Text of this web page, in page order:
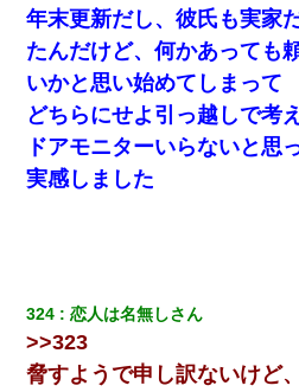
年末更新だし、彼氏も実家
たんだけど、何かあっても
いかと思い始めてしまって
どちらにせよ引っ越しで考
ドアモニターいらないと思
実感しました
324 恋人は名無しさん
>>323
脅すようで申し訳ないけど